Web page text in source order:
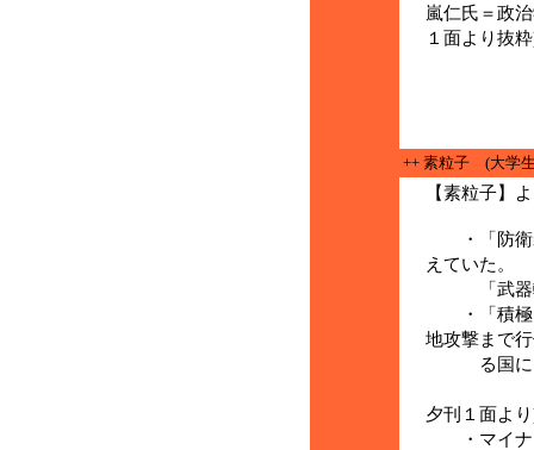
嵐仁氏＝政
１面より抜
++ 素粒子 (大学
【素粒子】
・「防衛
えていた。
「武器輸
・「積極
地攻撃まで
る国にし
夕刊１面よ
・マイナ